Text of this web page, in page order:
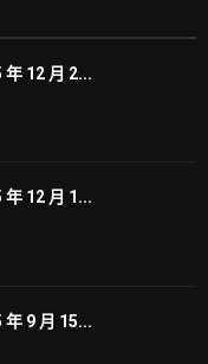
12 月 2...
12 月 1...
9 月 15...